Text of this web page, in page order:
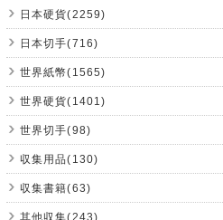
日本硬貨(2259)
日本切手(716)
世界紙幣(1565)
世界硬貨(1401)
世界切手(98)
収集用品(130)
収集書籍(63)
其他収集(243)